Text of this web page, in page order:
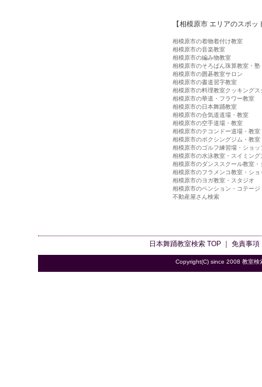
【相模原市 エリアのスポッ
相模原市の着物着付け教室
相模原市の音楽教室
相模原市の編み物教室
相模原市のそろばん珠算教室・塾
相模原市の囲碁教室サロン
相模原市の書道習字教室
相模原市の料理教室クッキングス
相模原市の華道・フラワー教室
相模原市の日本舞踊教室
相模原市の合気道道場・教室
相模原市の空手道場・教室
相模原市のテコンドー道場・教室
相模原市のボクシングジム・教室
相模原市のゴルフ練習場・ショッ
相模原市の水泳教室・スイミング
相模原市のダンススクール教室・
相模原市のフラメンコ教室・ショ
相模原市のヨガ教室・スタジオ
相模原市のペンション・コテージ
不動産屋さん検索
日本舞踊教室検索TOP ｜ 免責事項
Copyright(C) since 2008 教室検